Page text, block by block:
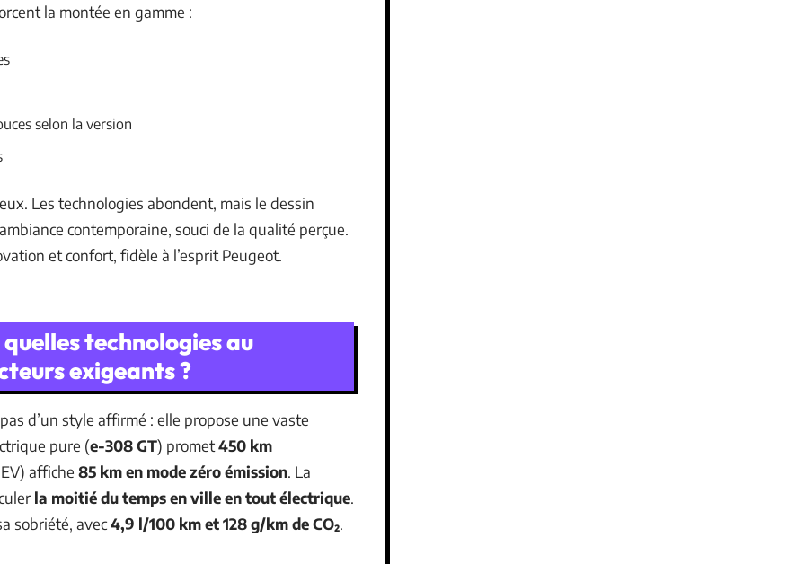
la montée en gamme :
selon la version
Les technologies abondent, mais le dessin
contemporaine, souci de la qualité perçue.
et confort, fidèle à l’esprit Peugeot.
technologies au
exigeants ?
d’un style affirmé : elle propose une vaste
pure (e-308 GT) promet450 km
affiche 85 km en mode zéro émission. La
la moitié du temps en ville en tout électrique.
sobriété, avec4,9 l/100 km et 128 g/km de CO₂.